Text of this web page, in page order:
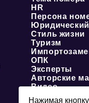
HR
Персона
Стиль жизни
Туризм
ОПК
Эксперты
Авторские
Видео
Нажимая